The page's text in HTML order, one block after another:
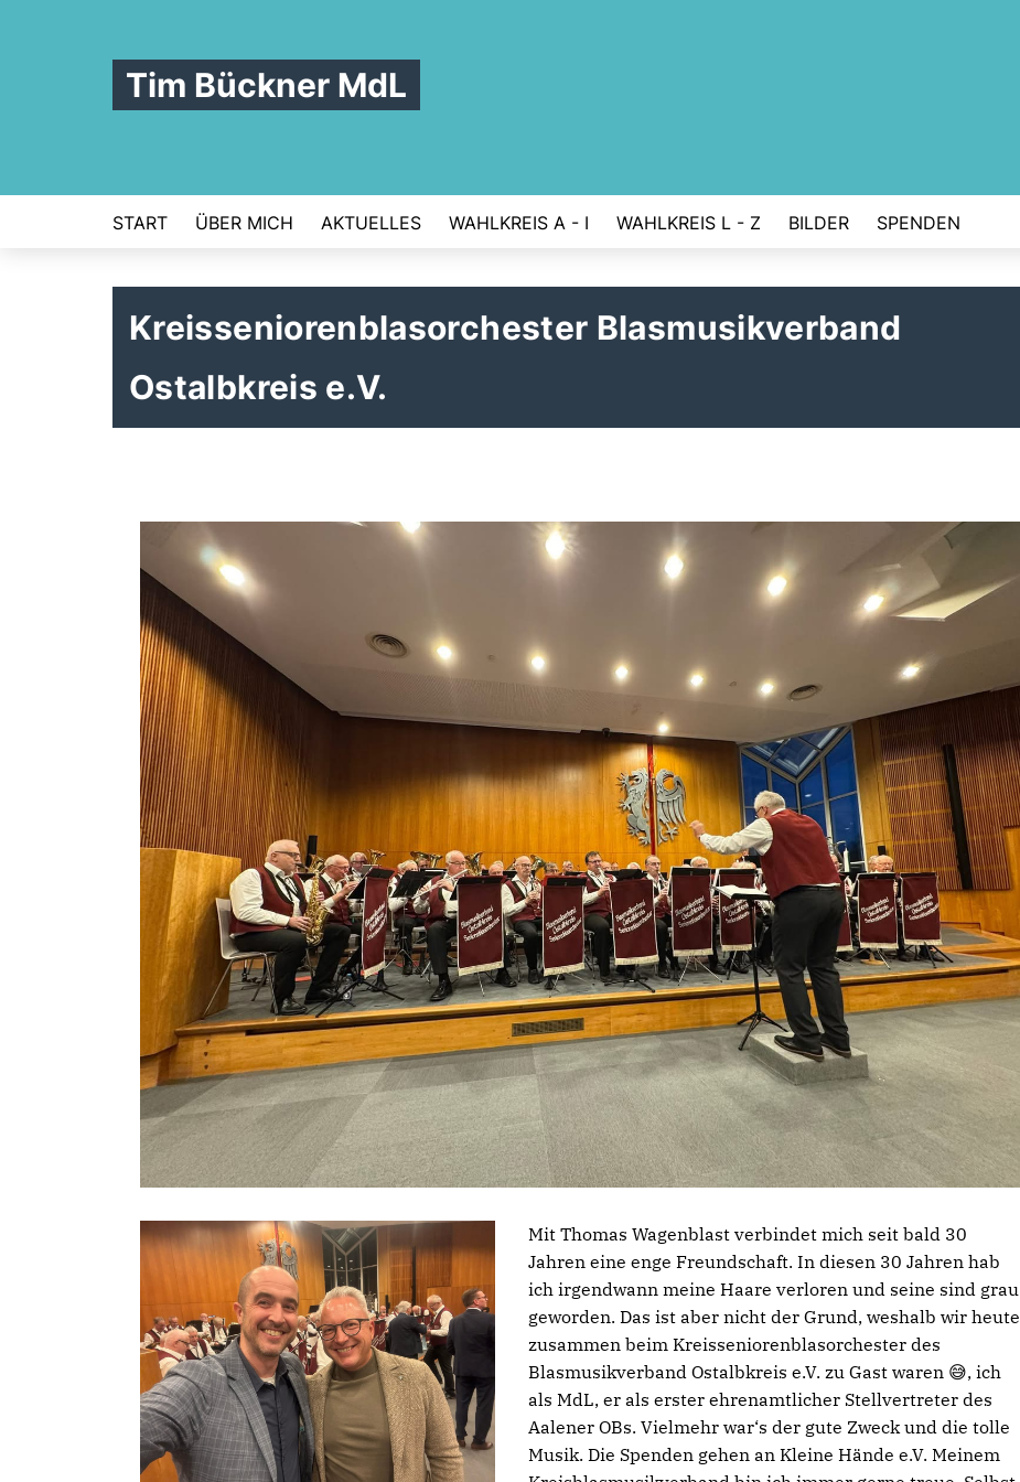
Tim Bückner MdL
START ÜBER MICH AKTUELLES WAHLKREIS A - I WAHLKREIS L - Z BILDER SPENDEN
Kreisseniorenblasorchester Blasmusikverband
Ostalbkreis e.V.
Mit Thomas Wagenblast verbindet mich seit bald 30
Jahren eine enge Freundschaft. In diesen 30 Jahren hab
ich irgendwann meine Haare verloren und seine sind grau
geworden. Das ist aber nicht der Grund, weshalb wir heute
zusammen beim Kreisseniorenblasorchester des
Blasmusikverband Ostalbkreis e.V. zu Gast waren 😅, ich
als MdL, er als erster ehrenamtlicher Stellvertreter des
Aalener OBs. Vielmehr war‘s der gute Zweck und die tolle
Musik. Die Spenden gehen an Kleine Hände e.V. Meinem